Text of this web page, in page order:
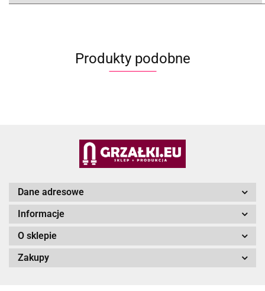
Produkty podobne
Dane adresowe
Informacje
O sklepie
Zakupy